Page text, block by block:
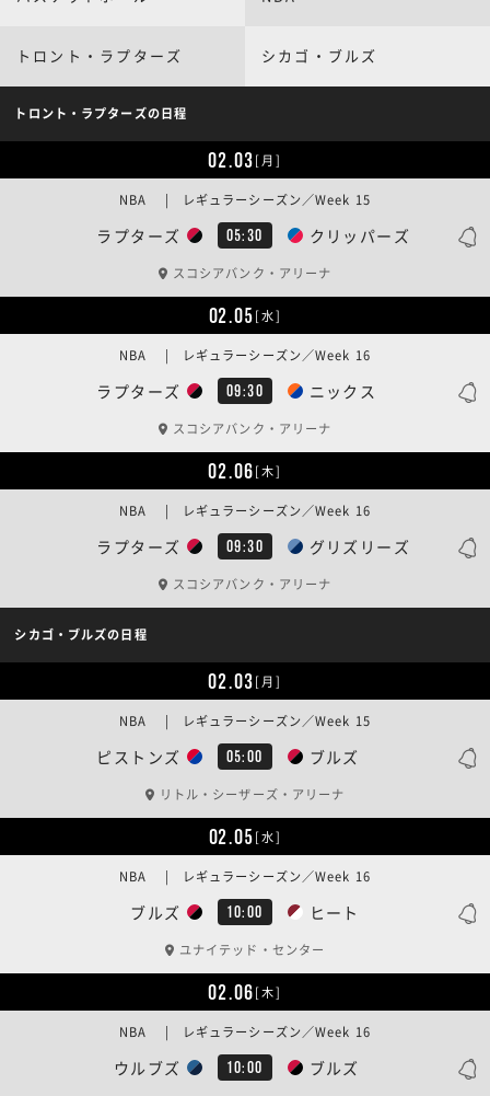
トロント・ラプターズ シカゴ・ブルズ
トロント・ラプターズの日程
02.03[月]
ラプターズ 05:30 クリッパーズ
NBA | レギュラーシーズン／Week 15
スコシアバンク・アリーナ
02.05[水]
ラプターズ 09:30 ニックス
NBA | レギュラーシーズン／Week 16
スコシアバンク・アリーナ
02.06[木]
ラプターズ 09:30 グリズリーズ
NBA | レギュラーシーズン／Week 16
スコシアバンク・アリーナ
シカゴ・ブルズの日程
02.03[月]
ピストンズ 05:00 ブルズ
NBA | レギュラーシーズン／Week 15
リトル・シーザーズ・アリーナ
02.05[水]
ブルズ 10:00 ヒート
NBA | レギュラーシーズン／Week 16
ユナイテッド・センター
02.06[木]
ウルブズ 10:00 ブルズ
NBA | レギュラーシーズン／Week 16